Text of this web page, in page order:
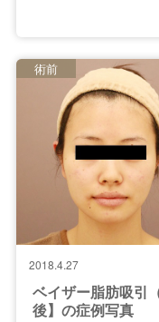
2018.4.27
ベイザー脂肪吸引
後】の症例写真
術前